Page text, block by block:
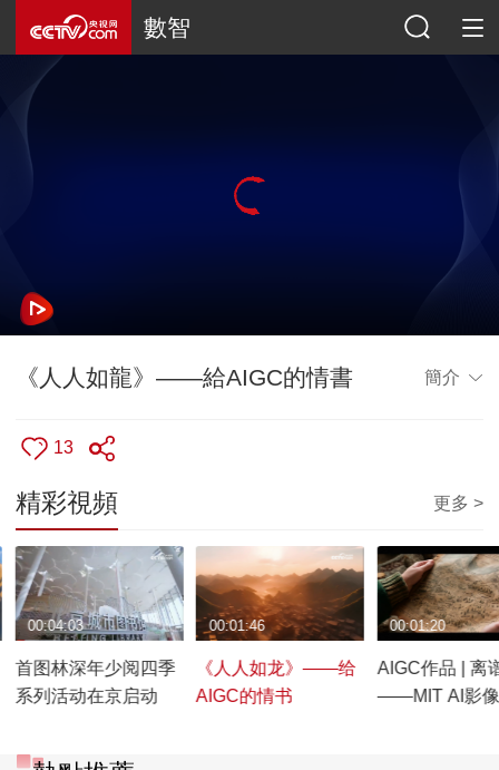
數智
《人人如龍》——給AIGC的情書 簡介
13
精彩視頻 更多 >
首图林深年少阅四季
系列活动在京启动
00:04:03
《人人如龙》——给
AIGC的情书
00:01:46
AIGC作品 | 离
——MIT AI影
00:01:20